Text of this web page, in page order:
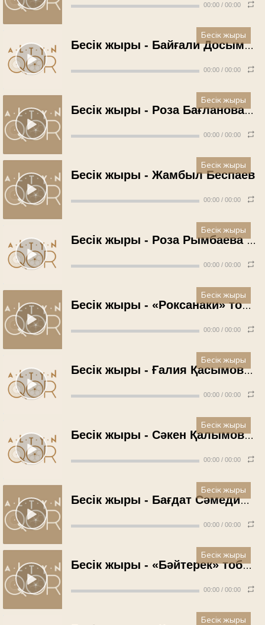
00:00 / 00:00
Бесік жыры - Байғали Досымжанов (1986 жыл)
00:00 / 00:00
Бесік жыры
Бесік жыры - Роза Бағланова (1988 жыл)
00:00 / 00:00
Бесік жыры
Бесік жыры - Жамбыл Беспаев
00:00 / 00:00
Бесік жыры
Бесік жыры - Роза Рымбаева (1990 жыл)
00:00 / 00:00
Бесік жыры
Бесік жыры - «Роксанаки» тобы (1991 жыл)
00:00 / 00:00
Бесік жыры
Бесік жыры - Ғалия Қасымова (1993 жыл)
00:00 / 00:00
Бесік жыры
Бесік жыры - Сәкен Қалымов (1997 жыл)
00:00 / 00:00
Бесік жыры
Бесік жыры - Бағдат Сәмединова (1997 жыл)
00:00 / 00:00
Бесік жыры
Бесік жыры - «Бәйтерек» тобы (2006 жыл)
00:00 / 00:00
Бесік жыры
Бесік жыры